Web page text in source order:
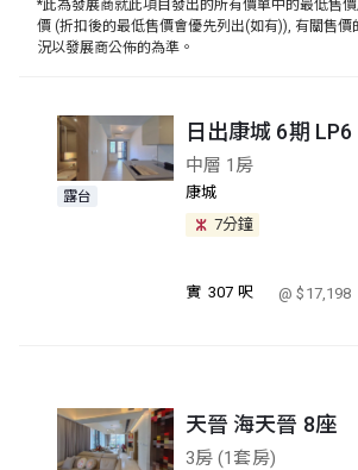
*此為發展商就此項目發出的所有價單中的最低售
價 (折扣後的最低售價會優先列出(如有)), 有關售
況以發展商公佈的為準。
露台
日出康城 6期 LP6
中層 1房
康城
7分鐘
實 307 呎 @ $17,198
天晉 海天晉 8座
3房 (1套房)